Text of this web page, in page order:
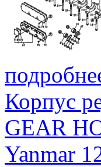
Корпус
GEAR
Yanmar